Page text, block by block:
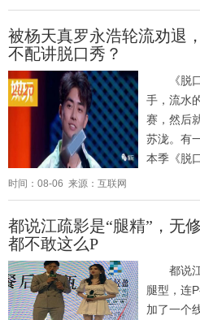
被杨天真罗永浩轮流劝退
不配讲脱口秀？
《脱
手，流水
赛，然后
苏泷。有
本季《脱
时间：08-06 来源：互联网
都说江疏影是“腿精”，无
都不敢这么P
都说
腿型，连
加了一个